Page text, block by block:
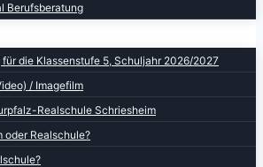
Berufsberatung
für die Klassenstufe 5, Schuljahr 2026/2027
/ Imagefilm
Realschule Schriesheim
oder Realschule?